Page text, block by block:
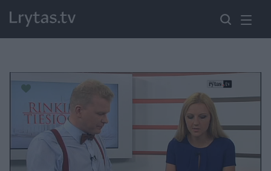
Paremkite Ukrainą